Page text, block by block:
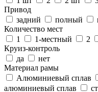
Привод
задний
полный
Количество мест
1
1-местный 2
Круиз-контроль
да
нет
Материал рамы
Алюминиевый сплав
алюминиевый сплав